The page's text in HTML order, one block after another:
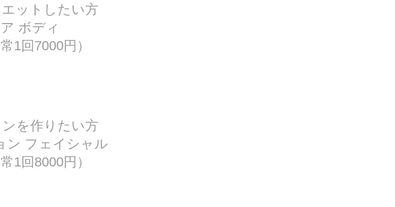
ットしたい方
ボディ
1回7000円）
を作りたい方
ン フェイシャル
1回8000円）